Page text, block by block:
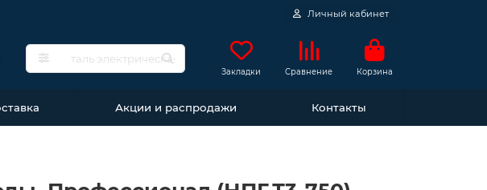
Личный кабинет
Закладки Сравнение Корзина
Акции и распродажи Контакты